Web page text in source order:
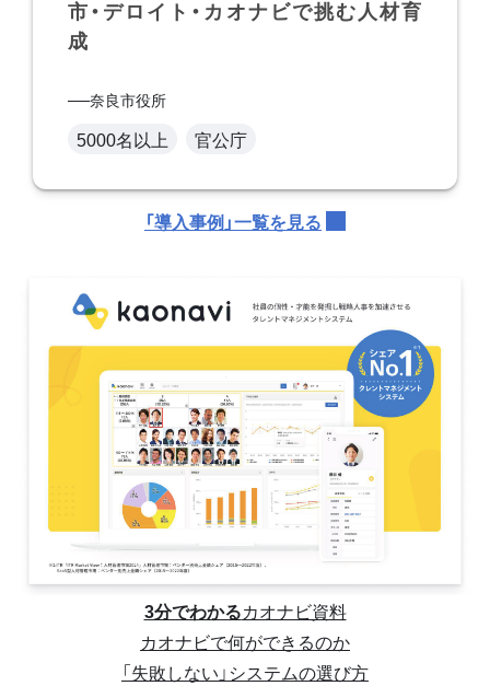
市・デロイト・カオナビで挑む人材育
成
奈良市役所
5000名以上 官公庁
「導入事例」一覧を見る
3分でわかるカオナビ資料
カオナビで何ができるのか
「失敗しない」システムの選び方